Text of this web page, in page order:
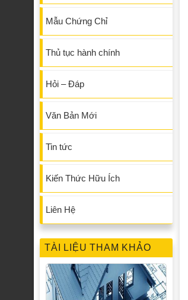
Mẫu Chứng Chỉ
Thủ tục hành chính
Hỏi – Đáp
Văn Bản Mới
Tin tức
Kiến Thức Hữu Ích
Liên Hệ
TÀI LIỆU THAM KHẢO